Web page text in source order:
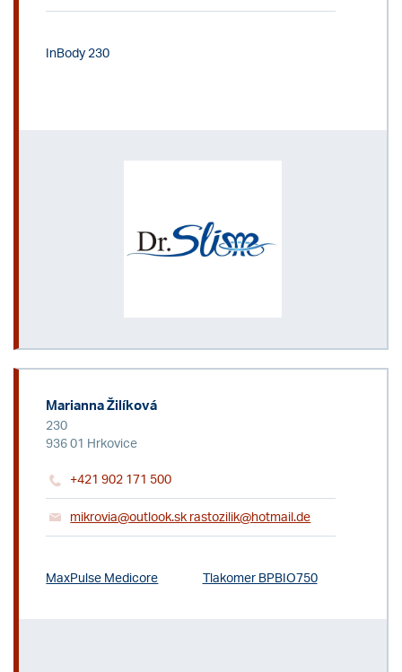
InBody 230
Marianna Žilíková
230
936 01 Hrkovice
+421 902 171 500
mikrovia@outlook.sk rastozilik@hotmail.de
MaxPulse Medicore Tlakomer BPBIO750